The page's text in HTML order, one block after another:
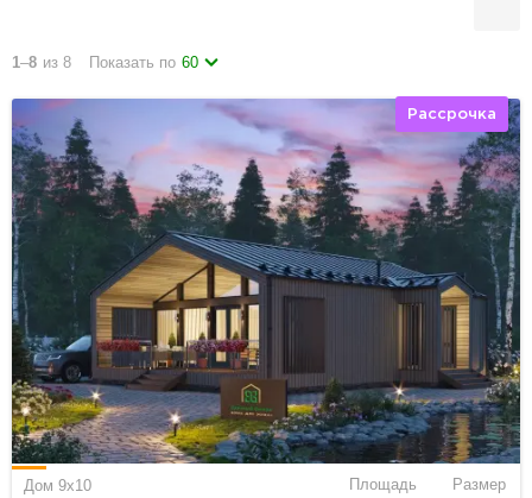
1–8 из 8 Показать по 60
Рассрочка
Дом 9х10 Площадь Размер